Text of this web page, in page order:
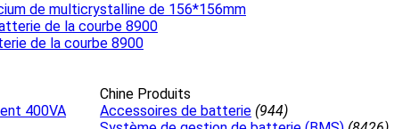
de multicrystalline de 156*156mm
de la courbe 8900
400VA
Chine Produits
Accessoires de batterie (944)